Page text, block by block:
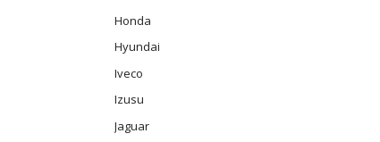
Honda
Hyundai
Iveco
Izusu
Jaguar